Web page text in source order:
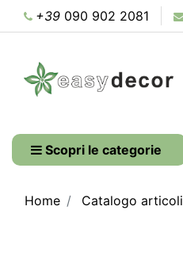
+39 090 902 2081
Scopri le categorie
Home Catalogo articoli